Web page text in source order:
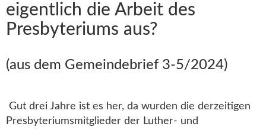
eigentlich die Arbeit des
Presbyteriums aus?
(aus dem Gemeindebrief 3-5/2024)
Gut drei Jahre ist es her, da wurden die derzeitigen
Presbyteriumsmitglieder der Luther- und